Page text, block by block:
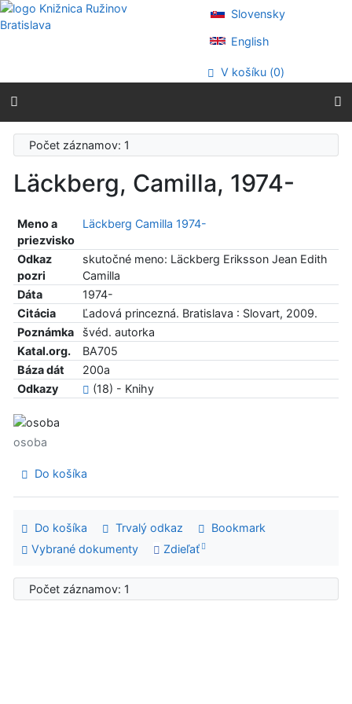
Prejsť na obsah
Prejsť na menu
Prehlásenie o webovej prístupnosti
Slovensky
English
V košíku (0)
Počet záznamov: 1
Läckberg, Camilla, 1974-
Meno a
priezvisko
Läckberg Camilla 1974-
Odkaz
pozri
skutočné meno: Läckberg Eriksson Jean Edith
Camilla
Dáta
1974-
Citácia
Ľadová princezná. Bratislava : Slovart, 2009.
Poznámka
švéd. autorka
Katal.org.
BA705
Báza dát
200a
Odkazy
(18) - Knihy
osoba
Do košíka
Do košíka Trvalý odkaz
Bookmark
Vybrané dokumenty
Zdieľať
Počet záznamov: 1